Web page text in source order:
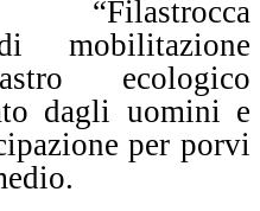
mobilitazione
ecologico
dagli uomini e
per porvi